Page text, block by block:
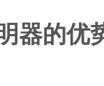
器的优